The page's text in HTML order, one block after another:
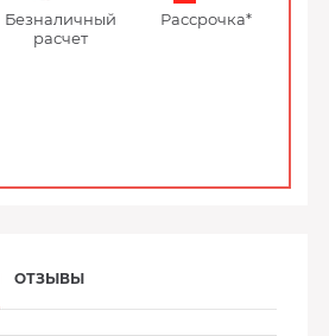
Безналичный
расчет
Рассрочка*
ОТЗЫВЫ